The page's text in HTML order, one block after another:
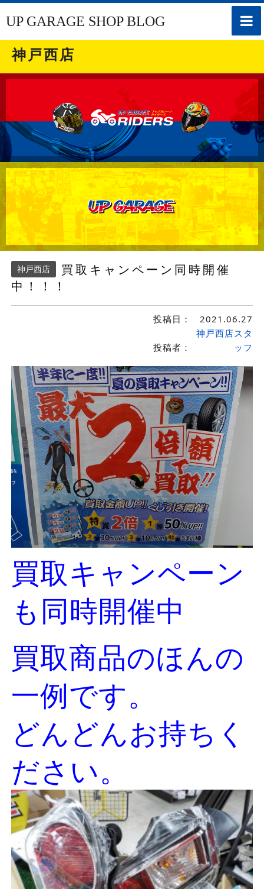
toggle
UP GARAGE SHOP BLOG
神戸西店
神戸西店
買取キャンペーン同時開催
中！！！
投稿日： 2021.06.27
投稿者：
神戸西店スタ
ッフ
買取キャンペーン
も同時開催中
買取商品のほんの
一例です。
どんどんお持ちく
ださい。